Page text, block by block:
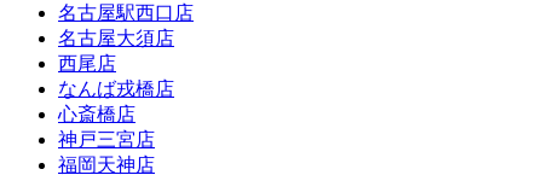
名古屋駅西口店
名古屋大須店
西尾店
なんば戎橋店
心斎橋店
神戸三宮店
福岡天神店